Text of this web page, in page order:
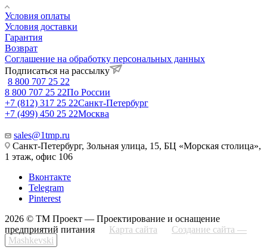
Условия оплаты
Условия доставки
Гарантия
Возврат
Соглашение на обработку персональных данных
Подписаться на рассылку
8 800 707 25 22
8 800 707 25 22По России
+7 (812) 317 25 22Санкт-Петербург
+7 (499) 450 25 22Москва
sales@1tmp.ru
Санкт-Петербург, Зольная улица, 15, БЦ «Морская столица»,
1 этаж, офис 106
Вконтакте
Telegram
Pinterest
2026 © ТМ Проект — Проектирование и оснащение
предприятий питания
Карта сайта
Создание сайта —
Mashkevski